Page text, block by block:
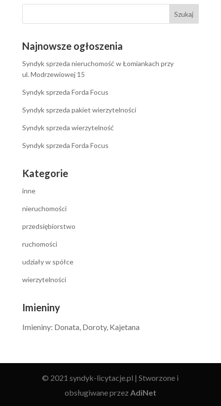
Najnowsze ogłoszenia
Syndyk sprzeda nieruchomość w Łomiankach przy
ul. Modrzewiowej 15
Syndyk sprzeda Forda Focus
Syndyk sprzeda pakiet wierzytelności
Syndyk sprzeda wierzytelność
Syndyk sprzeda Forda Focus
Kategorie
inne
nieruchomości
przedsiębiorstwo
ruchomości
udziały w spółce
wierzytelności
Imieniny
Imieniny: Donata, Doroty, Kajetana
© 2021 syndyk-licytacje.pl | Stworzone i
obsługiwane przez AdiNet